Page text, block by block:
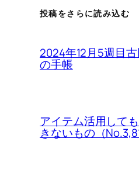
投稿をさらに読み込む
2024年12月5週目
の手帳
アイテム活用して
きないもの（